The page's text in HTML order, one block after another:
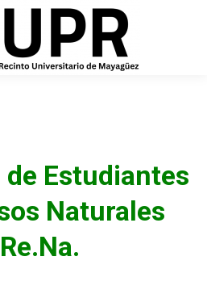
Estudiantes
Naturales